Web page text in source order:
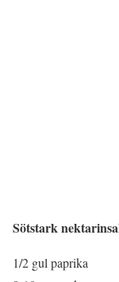
Sötstark
1/2 gul paprika